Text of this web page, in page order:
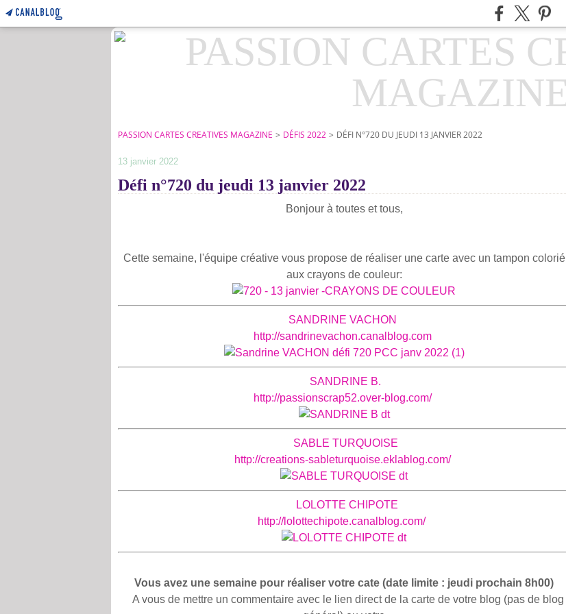
PASSION CARTES CREATIVES MAGAZINE > DÉFIS 2022 > DÉFI N°720 DU JEUDI 13 JANVIER 2022
13 janvier 2022
Défi n°720 du jeudi 13 janvier 2022
Bonjour à toutes et tous,
Cette semaine, l'équipe créative vous propose de réaliser une carte avec un tampon colorié
aux crayons de couleur:
SANDRINE VACHON
http://sandrinevachon.canalblog.com
SAN DRINE B.
http://passionscrap52.over-blog.com/
SABLE TURQUOISE
http://creations-sableturquoise.eklablog.com/
LOLOTTE CHIPOTE
http://lolottechipote.canalblog.com/
Vous avez une semaine pour réaliser votre cate (date limite : jeudi prochain 8h00)
A vous de mettre un commentaire avec le lien direct de la carte de votre blog (pas de blog